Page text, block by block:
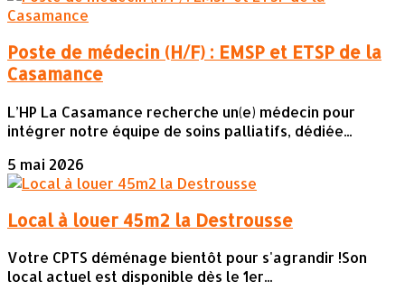
Poste de médecin (H/F) : EMSP et ETSP de la
Casamance
L’HP La Casamance recherche un(e) médecin pour
intégrer notre équipe de soins palliatifs, dédiée...
5 mai 2026
Local à louer 45m2 la Destrousse
Votre CPTS déménage bientôt pour s'agrandir !Son
local actuel est disponible dès le 1er...